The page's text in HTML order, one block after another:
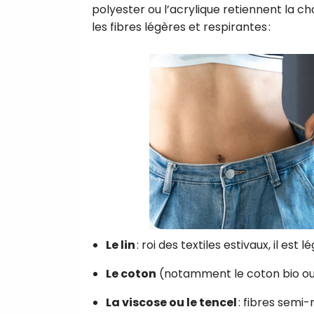
polyester ou l’acrylique retiennent la
les fibres légères et respirantes :
Le lin: roi des textiles estivaux, il est
Le coton (notamment le coton bio
La viscose ou le tencel: fibres